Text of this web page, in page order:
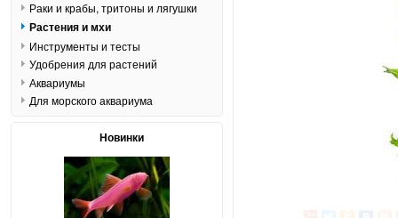
Раки и крабы, тритоны и лягушки
Растения и мхи
Инструменты и тесты
Удобрения для растений
Аквариумы
Для морского аквариума
Новинки